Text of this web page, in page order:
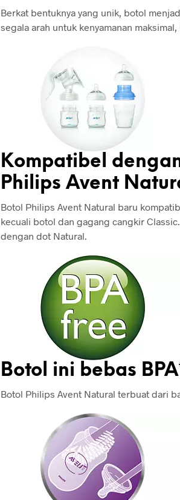
Berkat bentuknya yang unik, botol
segala arah untuk kenyamanan
Kompatibel
Philips Avent
Botol Philips Avent Natural baru
kecuali botol dan gagang cangkir
dengan dot Natural.
Botol ini bebas
Botol Philips Avent Natural terbuat dari